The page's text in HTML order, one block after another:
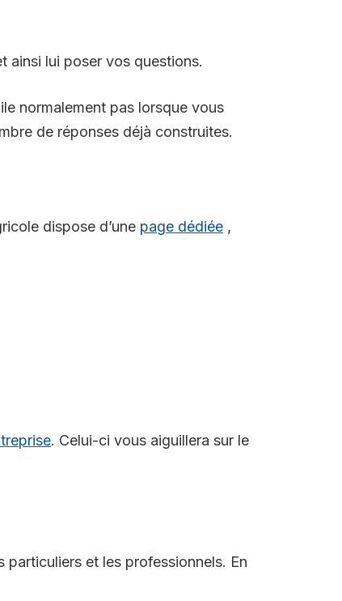
ainsi lui poser vos questions.
normalement pas lorsque vous
de réponses déjà construites.
dispose d’une page dédiée ,
. Celui-ci vous aiguillera sur le
et les professionnels. En